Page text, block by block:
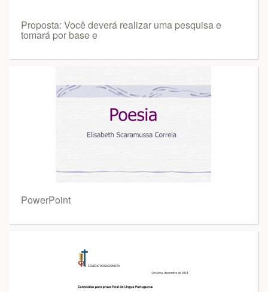
Proposta: Você deverá realizar uma pesquisa e
tomará por base e
PowerPoint